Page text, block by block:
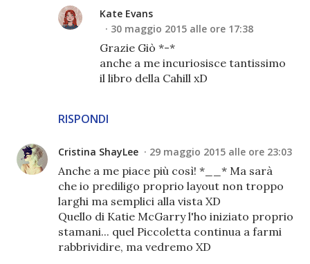
RISPONDI
Kate Evans
30 maggio 2015 alle ore 17:38
Grazie Giò *-*
anche a me incuriosisce tantissimo
il libro della Cahill xD
Cristina ShayLee 29 maggio 2015 alle ore 23:03
Anche a me piace più così! *__* Ma sarà
che io prediligo proprio layout non troppo
larghi ma semplici alla vista XD
Quello di Katie McGarry l'ho iniziato proprio
stamani... quel Piccoletta continua a farmi
rabbrividire, ma vedremo XD